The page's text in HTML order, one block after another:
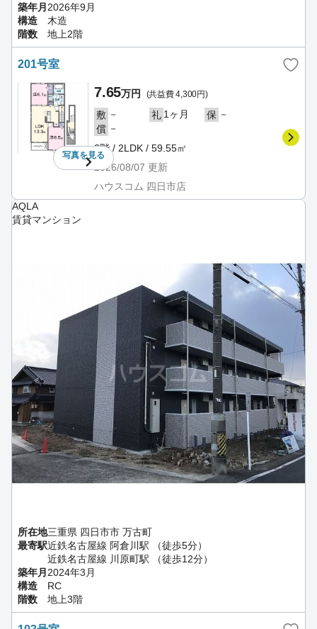
築年月2026年9月
構造
木造
階数
地上2階
201号室
写真を見る
7.65万円 (共益費 4,300円)
敷 － 礼 1ヶ月 保 －
償 －
2階 / 2LDK / 59.55㎡
2026/08/07 更新
ハウスコム 四日市店
AQLA
賃貸マンション
所在地三重県 四日市市 万古町
最寄駅近鉄名古屋線 阿倉川駅 （徒歩5分）
近鉄名古屋線 川原町駅 （徒歩12分）
築年月2024年3月
構造
RC
階数
地上3階